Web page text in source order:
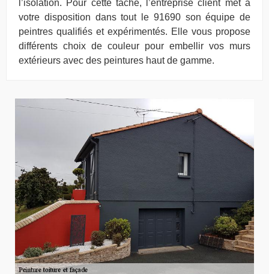
l’isolation. Pour cette tâche, l’entreprise client met à
votre disposition dans tout le 91690 son équipe de
peintres qualifiés et expérimentés. Elle vous propose
différents choix de couleur pour embellir vos murs
extérieurs avec des peintures haut de gamme.